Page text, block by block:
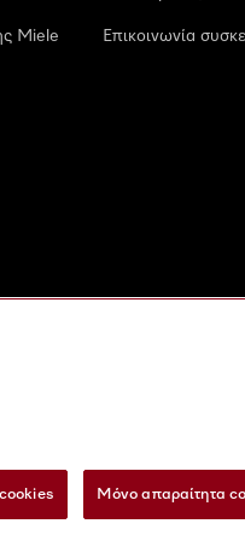
Miele Επικοινωνία
ψηφιακές υπηρεσίες
Μόνο απαραίτητα